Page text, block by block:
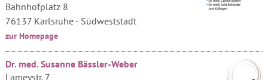
Bahnhofplatz 8
76137 Karlsruhe - Südweststadt
zur Homepage
Dr. med. Susanne Bässler-Weber
Lameystr. 7